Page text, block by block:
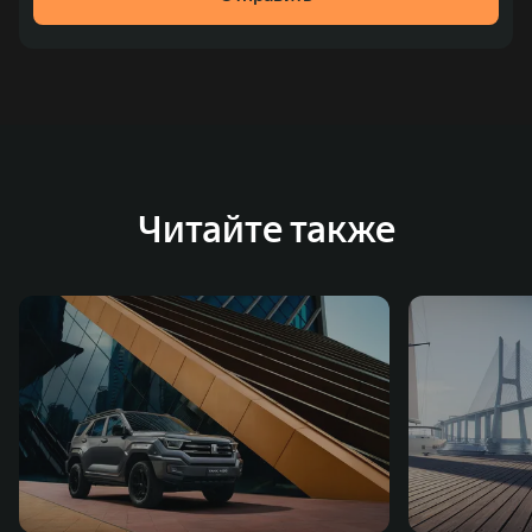
место по объёмам продаж пикапов в Китае. На
зарубежных – в России, Таиланде, Бразилии и Индии, а
Читайте также